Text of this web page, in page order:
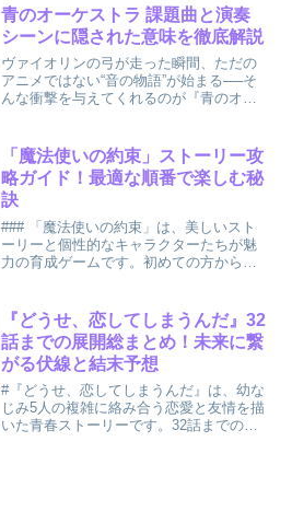
かされるのでしょうか？最新話の展開と
これまでの伏線をも...
青のオーケストラ 課題曲と演奏
シーンに隠された意味を徹底解説
ヴァイオリンの弓が走った瞬間、ただの
アニメではない“音の物語”が始まる──そ
んな衝撃を与えてくれるのが『青のオー
ン」。一見するとただの演奏描写に見え
るけれど、実はそこにキ...
「魔法使いの約束」ストーリー攻
略ガイド！最適な順番で楽しむ秘
訣
### 「魔法使いの約束」は、美しいスト
ーリーと個性的なキャラクターたちが魅
力の育成ゲームです。初めての方から経
事では、「まほやく」をさらに楽しむた
めのストーリー進行ガ...
『どうせ、恋してしまうんだ』32
話までの展開総まとめ！未来に繋
がる伏線と結末予想
#『どうせ、恋してしまうんだ』は、幼な
じみ5人の複雑に絡み合う恋愛と友情を描
いた青春ストーリーです。32話までの展